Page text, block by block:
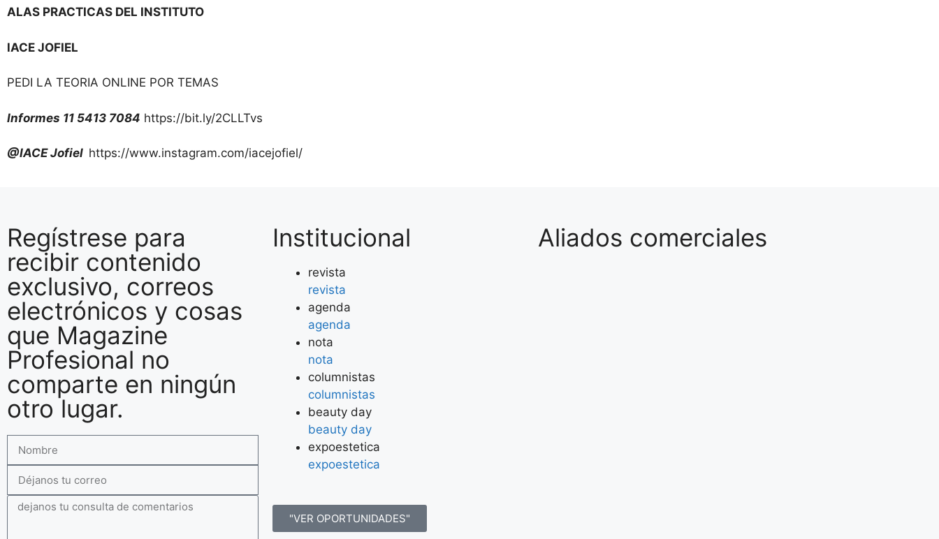
ALAS PRACTICAS DEL INSTITUTO
lACE JOFIEL
PEDI LA TEORIA ONLINE POR TEMAS
Informes 11 5413 7084 https://bit.ly/2CLLTvs
@IACE Jofiel https://www.instagram.com/iacejofiel/
Regístrese para
recibir contenido
exclusivo, correos
electrónicos y cosas
que Magazine
Profesional no
comparte en ningún
otro lugar.
Institucional
revista
revista
agenda
agenda
nota
nota
columnistas
columnistas
beauty day
beauty day
expoestetica
expoestetica
"VER OPORTUNIDADES"
Aliados comerciales